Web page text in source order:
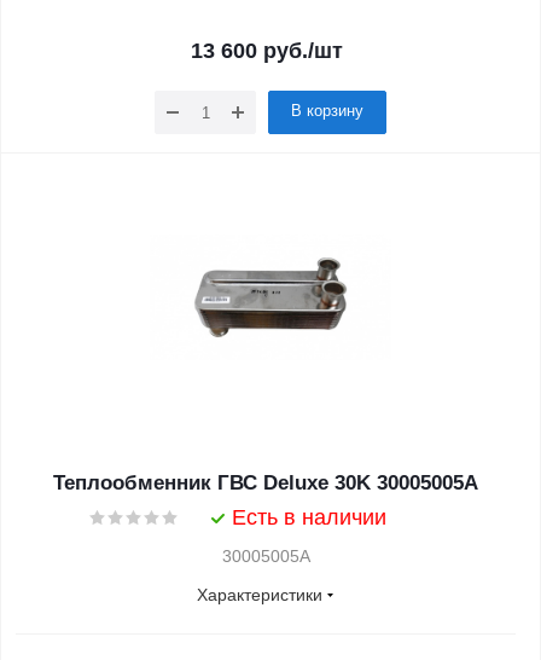
13 600руб./шт
В корзину
Теплообменник ГВС Deluxe 30K 30005005A
Есть в наличии
30005005A
Характеристики